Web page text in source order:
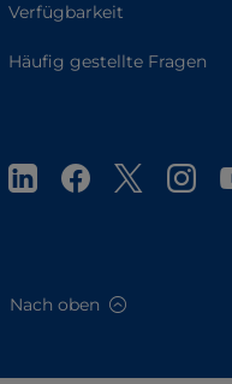
Verfügbarkeit
Häufig gestellte Fragen
Nach oben